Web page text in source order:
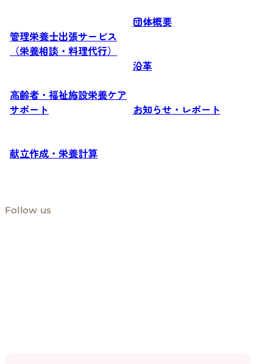
管理栄養士出張サービス
（栄養相談・料理代行）
高齢者・福祉施設栄養ケア
サポート
献立作成・栄養計算
団体概要
沿革
お知らせ・レポート
Follow us